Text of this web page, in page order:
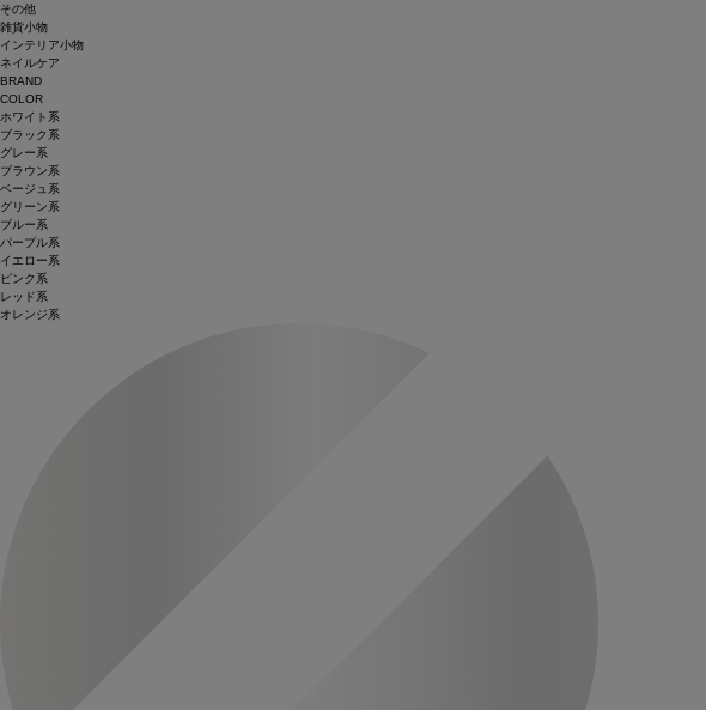
その他
雑貨小物
インテリア小物
ネイルケア
BRAND
COLOR
ホワイト系
ブラック系
グレー系
ブラウン系
ベージュ系
グリーン系
ブルー系
パープル系
イエロー系
ピンク系
レッド系
オレンジ系